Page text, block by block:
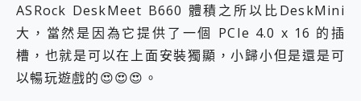
ASRock DeskMeet B660 體積之所以比DeskMini
大，當然是因為它提供了一個 PCIe 4.0 x 16 的插
槽，也就是可以在上面安裝獨顯，小歸小但是還是可
以暢玩遊戲的😍😍😍。